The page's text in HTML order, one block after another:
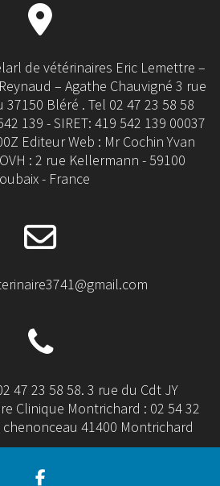
de vétérinaires Eric Lemettre –
– Agathe Chauvigné 3 rue
Bléré . Tel 02 47 23 58 58
139 - SIRET: 419 542 139 00037
Editeur Web : Mr Cochin Yvan
: 2 rue Kellermann - 59100
- France
47 23 58 58. 3 rue du Cdt JY
Clinique Montrichard : 02 54 32
chenonceau 41400 Montrichard